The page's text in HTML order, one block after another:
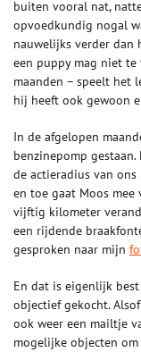
buiten vooral nat,
opvoedkundig nogal
nauwelijks verder dan
een puppy mag niet te
maanden – speelt het
hij heeft ook gewoon
In de afgelopen
benzinepomp
de actieradius van ons
en toe gaat Moos
vijftig kilometer
een rijdende
gesproken naar mijn
En dat is eigenlijk
objectief gekocht.
ook weer een mailtje
mogelijke objecten